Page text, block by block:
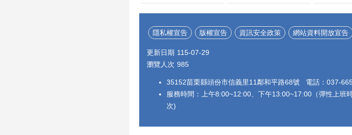
隱私權宣告 版權宣告 資訊安全政策 網站資料開放宣告
更新日期 115-07-29
瀏覽人次 985
35152苗栗縣頭份市信義里11鄰和平路68號 電話：037-
服務時間：上午8:00~12:00、下午13:00~17:00（彈性上
次)